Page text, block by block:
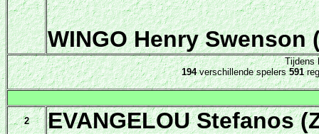
WINGO Henry Swenson
Tijdens
194verschillende spelers591
2 EVANGELOU Stefanos